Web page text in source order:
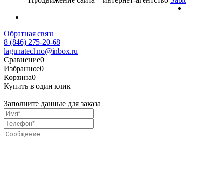
Обратная связь
8 (846) 275-20-68
lagunatechno@inbox.ru
Сравнение0
Избранное0
Корзина0
Купить в один клик
Заполните данные для заказа